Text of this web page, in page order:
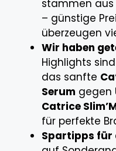
stammen aus
– günstige
überzeugen
Wir haben
Highlights
das sanfte
Serum gegen
Catrice
für perfekte
Spartipps für